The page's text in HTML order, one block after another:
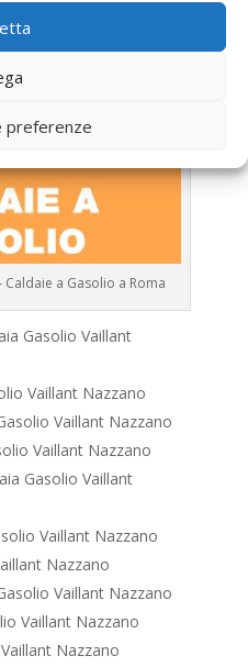
preferenze
a Gasolio a Roma
Gasolio Vaillant
Vaillant Nazzano
Vaillant Nazzano
Vaillant Nazzano
Gasolio Vaillant
Vaillant Nazzano
Nazzano
Vaillant Nazzano
Vaillant Nazzano
Nazzano